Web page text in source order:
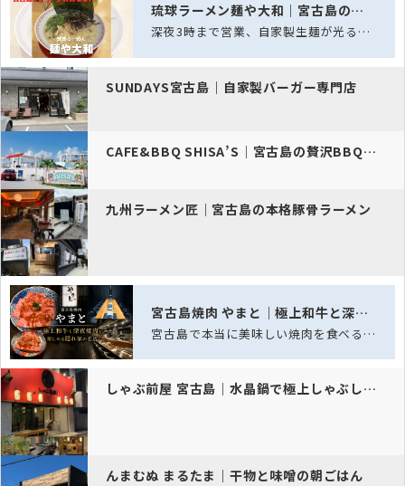
SUNDAYS宮古島｜自家製バーガー専門店
CAFE&BBQ SHISA’S｜宮古島の贅沢BBQ空間
九州ラーメン匠｜宮古島の本格豚骨ラーメン
しゃぶ前屋 宮古島｜水晶鍋で極上しゃぶしゃぶ
んまむぬ まるたま｜干物と味噌の朝ごはん
琉球ラーメン麺や大和｜宮古島の深夜ラーメン酒場
深夜3時まで営業、自家製生麺が光る宮古島の夜ラーメン酒場
宮古島焼肉 やまと｜極上和牛と深夜焼肉を楽しめる隠れ家の名店
宮古島で本当に美味しい焼肉を食べるなら「宮古島焼肉 やまと」。美しいサシが入った…